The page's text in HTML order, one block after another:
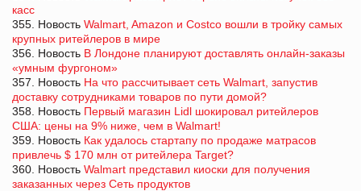
касс
355. Новость Walmart, Amazon и Costco вошли в тройку самых
крупных ритейлеров в мире
356. Новость В Лондоне планируют доставлять онлайн-заказы
«умным фургоном»
357. Новость На что рассчитывает сеть Walmart, запустив
доставку сотрудниками товаров по пути домой?
358. Новость Первый магазин Lidl шокировал ритейлеров
США: цены на 9% ниже, чем в Walmart!
359. Новость Как удалось стартапу по продаже матрасов
привлечь $ 170 млн от ритейлера Target?
360. Новость Walmart представил киоски для получения
заказанных через Сеть продуктов